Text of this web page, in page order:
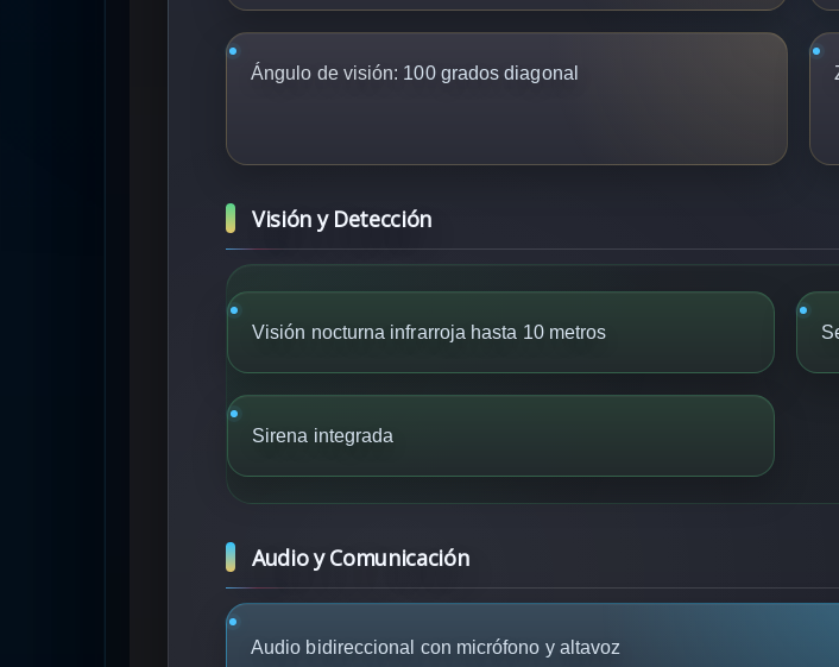
Ángulo de visión: 100 grados diagonal
Visión y Detección
Visión nocturna infrarroja hasta 10 metros
Sirena integrada
Audio y Comunicación
Audio bidireccional con micrófono y altavoz